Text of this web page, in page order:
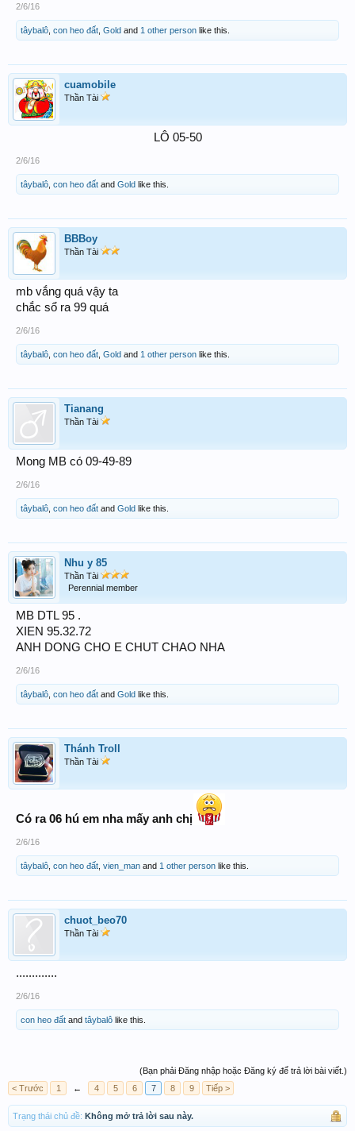
2/6/16
tâybalô con heo đất Gold and 1 other person like this.
cuamobile
Thần Tài
LÔ 05-50​
2/6/16
tâybalô con heo đất and Gold like this.
BBBoy
Thần Tài
mb vắng quá vậy ta
chắc sổ ra 99 quá
2/6/16
tâybalô con heo đất Gold and 1 other person like this.
Tianang
Thần Tài
Mong MB có 09-49-89
2/6/16
tâybalô con heo đất and Gold like this.
Nhu y 85
Thần Tài
Perennial member
MB DTL 95 .
XIEN 95.32.72
ANH DONG CHO E CHUT CHAO NHA
2/6/16
tâybalô con heo đất and Gold like this.
Thánh Troll
Thần Tài
Có ra 06 hú em nha mấy anh chị
2/6/16
tâybalô con heo đất vien_man and 1 other person like this.
chuot_beo70
Thần Tài
.............
2/6/16
con heo đất and tâybalô like this.
(Bạn phải Đăng nhập hoặc Đăng ký để trả lời bài viết.)
< Trước
1 ← 4 5 6 7 8 9 Tiếp >
Trạng thái chủ đề: Không mở trả lời sau này.